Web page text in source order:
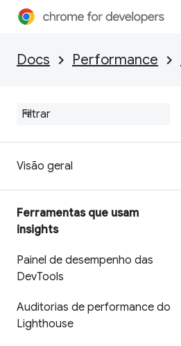
Docs Performance
Visão geral
Ferramentas que usam
insights
Painel de desempenho das
DevTools
Auditorias de performance do
Lighthouse